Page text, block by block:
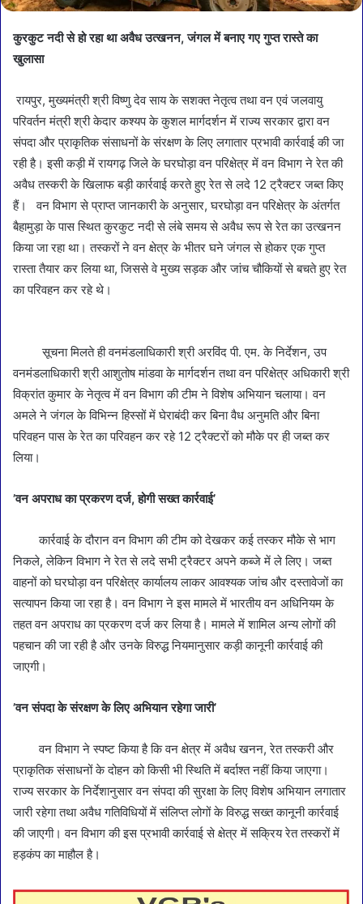
कुरकुट नदी से हो रहा था अवैध उत्खनन, जंगल में बनाए गए गुप्त रास्ते का
खुलासा
रायपुर, मुख्यमंत्री श्री विष्णु देव साय के सशक्त नेतृत्व तथा वन एवं जलवायु
परिवर्तन मंत्री श्री केदार कश्यप के कुशल मार्गदर्शन में राज्य सरकार द्वारा वन
संपदा और प्राकृतिक संसाधनों के संरक्षण के लिए लगातार प्रभावी कार्रवाई की जा
रही है। इसी कड़ी में रायगढ़ जिले के घरघोड़ा वन परिक्षेत्र में वन विभाग ने रेत की
अवैध तस्करी के खिलाफ बड़ी कार्रवाई करते हुए रेत से लदे 12 ट्रैक्टर जब्त किए
हैं। वन विभाग से प्राप्त जानकारी के अनुसार, घरघोड़ा वन परिक्षेत्र के अंतर्गत
बैहामुड़ा के पास स्थित कुरकुट नदी से लंबे समय से अवैध रूप से रेत का उत्खनन
किया जा रहा था। तस्करों ने वन क्षेत्र के भीतर घने जंगल से होकर एक गुप्त
रास्ता तैयार कर लिया था, जिससे वे मुख्य सड़क और जांच चौकियों से बचते हुए रेत
का परिवहन कर रहे थे।
सूचना मिलते ही वनमंडलाधिकारी श्री अरविंद पी. एम. के निर्देशन, उप
वनमंडलाधिकारी श्री आशुतोष मांडवा के मार्गदर्शन तथा वन परिक्षेत्र अधिकारी श्री
विक्रांत कुमार के नेतृत्व में वन विभाग की टीम ने विशेष अभियान चलाया। वन
अमले ने जंगल के विभिन्न हिस्सों में घेराबंदी कर बिना वैध अनुमति और बिना
परिवहन पास के रेत का परिवहन कर रहे 12 ट्रैक्टरों को मौके पर ही जब्त कर
लिया।
’वन अपराध का प्रकरण दर्ज, होगी सख्त कार्रवाई’
कार्रवाई के दौरान वन विभाग की टीम को देखकर कई तस्कर मौके से भाग
निकले, लेकिन विभाग ने रेत से लदे सभी ट्रैक्टर अपने कब्जे में ले लिए। जब्त
वाहनों को घरघोड़ा वन परिक्षेत्र कार्यालय लाकर आवश्यक जांच और दस्तावेजों का
सत्यापन किया जा रहा है। वन विभाग ने इस मामले में भारतीय वन अधिनियम के
तहत वन अपराध का प्रकरण दर्ज कर लिया है। मामले में शामिल अन्य लोगों की
पहचान की जा रही है और उनके विरुद्ध नियमानुसार कड़ी कानूनी कार्रवाई की
जाएगी।
’वन संपदा के संरक्षण के लिए अभियान रहेगा जारी’
वन विभाग ने स्पष्ट किया है कि वन क्षेत्र में अवैध खनन, रेत तस्करी और
प्राकृतिक संसाधनों के दोहन को किसी भी स्थिति में बर्दाश्त नहीं किया जाएगा।
राज्य सरकार के निर्देशानुसार वन संपदा की सुरक्षा के लिए विशेष अभियान लगातार
जारी रहेगा तथा अवैध गतिविधियों में संलिप्त लोगों के विरुद्ध सख्त कानूनी कार्रवाई
की जाएगी। वन विभाग की इस प्रभावी कार्रवाई से क्षेत्र में सक्रिय रेत तस्करों में
हड़कंप का माहौल है।